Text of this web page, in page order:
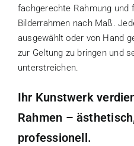
fachgerechte Rahmung und
Bilderrahmen nach Maß.
ausgewählt oder von Hand
zur Geltung zu bringen und
unterstreichen.
Ihr Kunstwerk
Rahmen –
professionell.